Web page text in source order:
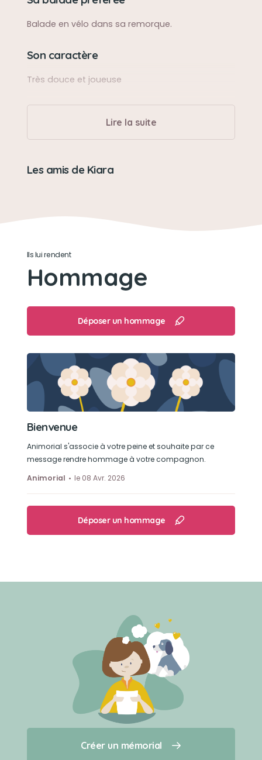
Créer un mémorial
Qui sommes-nous ?
Balade en vélo dans sa remorque.
Son caractère
Très douce et joueuse
Son jouet préféré
Son doudou
Son loisir préféré
Lire la suite
Les amis de Kiara
Ils lui rendent
Hommage
Déposer un hommage
Bienvenue
Animorial s'associe à votre peine et souhaite par ce
message rendre hommage à votre compagnon.
Animorial
le 08 Avr. 2026
Déposer un hommage
Créer un mémorial